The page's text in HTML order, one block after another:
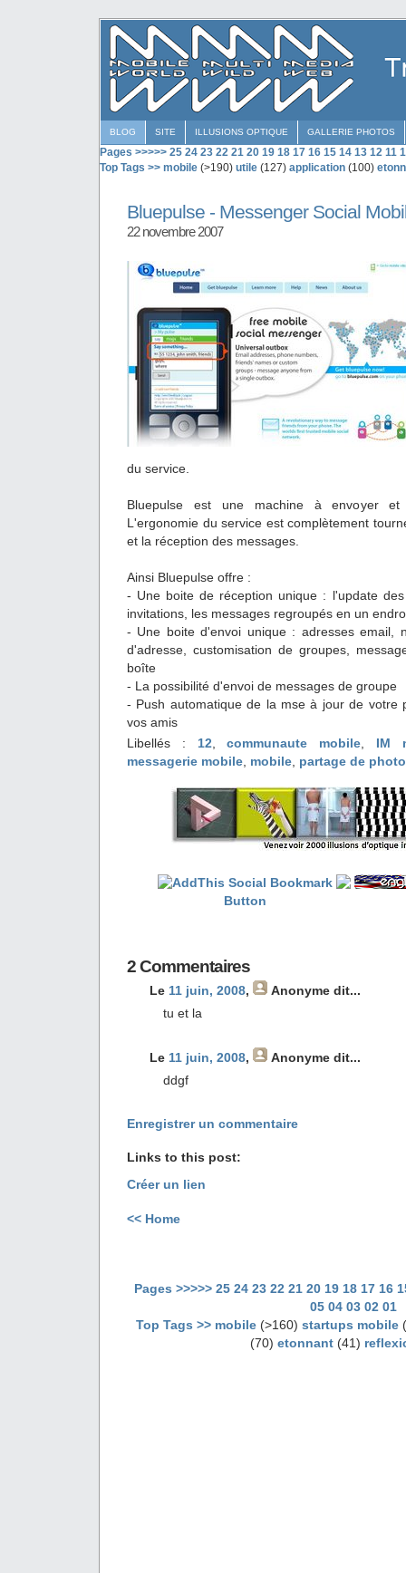
BLOG SITE ILLUSIONS OPTIQUE GALLERIE PHOTOS
Pages >>>>> 25 24 23 22 21 20 19 18 17 16 15 14 13 12 11
Top Tags >> mobile (>190) utile (127) application (100)
Bluepulse - Messenger Social
22 novembre 2007
du service.
Bluepulse est une machine à envoyer
L'ergonomie du service est complètement
et la réception des messages.
Ainsi Bluepulse offre :
- Une boite de réception unique : l'update
invitations, les messages regroupés en un
- Une boite d'envoi unique : adresses email,
d'adresse, customisation de groupes,
boîte
- La possibilité d'envoi de messages de groupe
- Push automatique de la mse à jour de votre
vos amis
Libellés : 12 ,communaute mobile
IM
messagerie mobile mobile partage de
2 Commentaires
Le 11 juin, 2008, Anonyme dit...
tu et la
Le 11 juin, 2008, Anonyme dit...
ddgf
Enregistrer un commentaire
Links to this post:
Créer un lien
<< Home
Pages >>>>> 25 24 23 22 21 20 19 18 17 16
05 04 03 02 01
Top Tags >> mobile(>160) startups mobile
(70) etonnant (41)